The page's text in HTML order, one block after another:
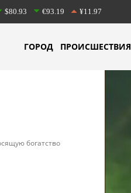
$80.93 €93.19 ¥11.97
ГОРОД ПРОИСШЕСТВИЯ
богатство